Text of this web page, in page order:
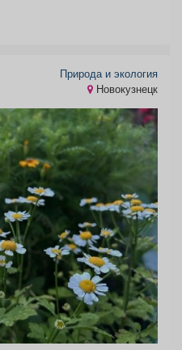
Природа и экология
Новокузнецк